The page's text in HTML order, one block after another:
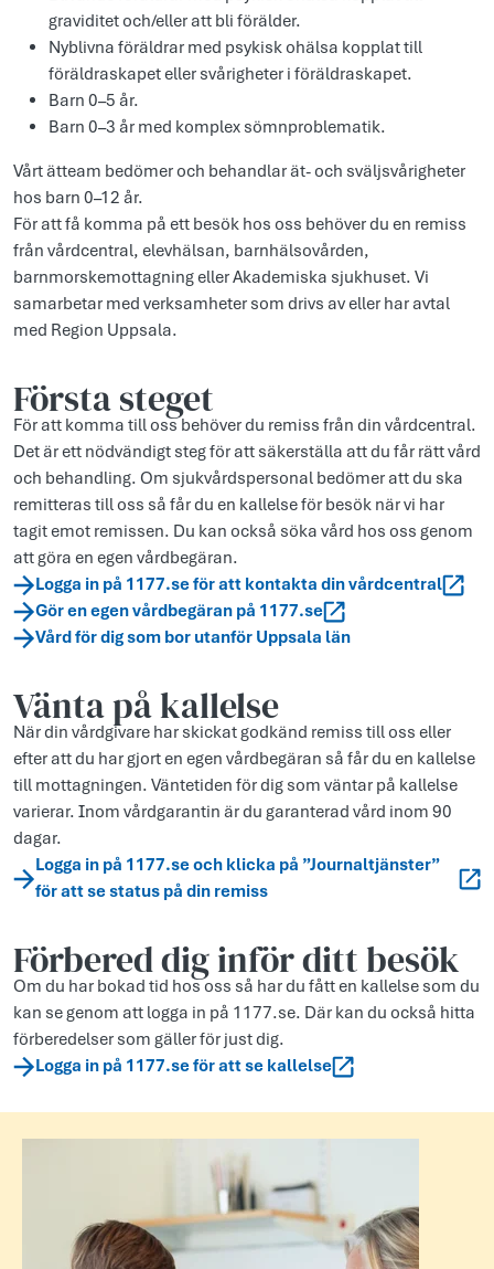
graviditet och/eller att bli förälder.
Nyblivna föräldrar med psykisk ohälsa kopplat till
föräldraskapet eller svårigheter i föräldraskapet.
Barn 0–5 år.
Barn 0–3 år med komplex sömnproblematik.
Vårt ätteam bedömer och behandlar ät- och sväljsvårigheter
hos barn 0–12 år.
För att få komma på ett besök hos oss behöver du en remiss
från vårdcentral, elevhälsan, barnhälsovården,
barnmorskemottagning eller Akademiska sjukhuset. Vi
samarbetar med verksamheter som drivs av eller har avtal
med Region Uppsala.
Första steget
För att komma till oss behöver du remiss från din vårdcentral.
Det är ett nödvändigt steg för att säkerställa att du får rätt vård
och behandling. Om sjukvårdspersonal bedömer att du ska
remitteras till oss så får du en kallelse för besök när vi har
tagit emot remissen. Du kan också söka vård hos oss genom
att göra en egen vårdbegäran.
Logga in på 1177.se för att kontakta din vårdcentral
Gör en egen vårdbegäran på 1177.se
Vård för dig som bor utanför Uppsala län
Vänta på kallelse
När din vårdgivare har skickat godkänd remiss till oss eller
efter att du har gjort en egen vårdbegäran så får du en kallelse
till mottagningen. Väntetiden för dig som väntar på kallelse
varierar. Inom vårdgarantin är du garanterad vård inom 90
dagar.
Logga in på 1177.se och klicka på ”Journaltjänster”
för att se status på din remiss
Förbered dig inför ditt besök
Om du har bokad tid hos oss så har du fått en kallelse som du
kan se genom att logga in på 1177.se. Där kan du också hitta
förberedelser som gäller för just dig.
Logga in på 1177.se för att se kallelse